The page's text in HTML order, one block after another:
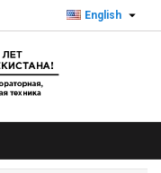
English 